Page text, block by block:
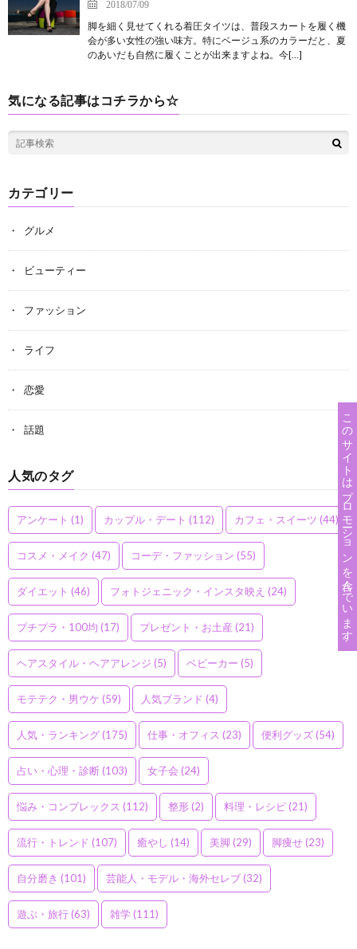
2018/07/09
脚を細く見せてくれる着圧タイツは、普段スカートを履く機
会が多い女性の強い味方。特にベージュ系のカラーだと、夏
のあいだも自然に履くことが出来ますよね。今[…]
気になる記事はコチラから☆
カテゴリー
グルメ
ビューティー
ファッション
ライフ
恋愛
話題
人気のタグ
アンケート (1) カップル・デート (112) カフェ・スイーツ (44)
コスメ・メイク (47) コーデ・ファッション (55)
ダイエット (46) フォトジェニック・インスタ映え (24)
プチプラ・100均 (17) プレゼント・お土産 (21)
ヘアスタイル・ヘアアレンジ (5) ベビーカー (5)
モテテク・男ウケ (59) 人気ブランド (4)
人気・ランキング(175) 仕事・オフィス (23) 便利グッズ(54)
占い・心理・診断(103) 女子会 (24)
悩み・コンプレックス (112) 整形(2) 料理・レシピ(21)
流行・トレンド (107) 癒やし (14) 美脚 (29) 脚痩せ(23)
自分磨き (101) 芸能人・モデル・海外セレブ(32)
遊ぶ・旅行(63) 雑学(111)
このサイトはプロモーションを含んでいます。